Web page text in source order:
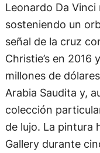
Leonardo Da
sosteniendo un
señal de la cruz
Christie’s en
millones de
Arabia Saudita y,
colección
de lujo. La pintura
Gallery durante